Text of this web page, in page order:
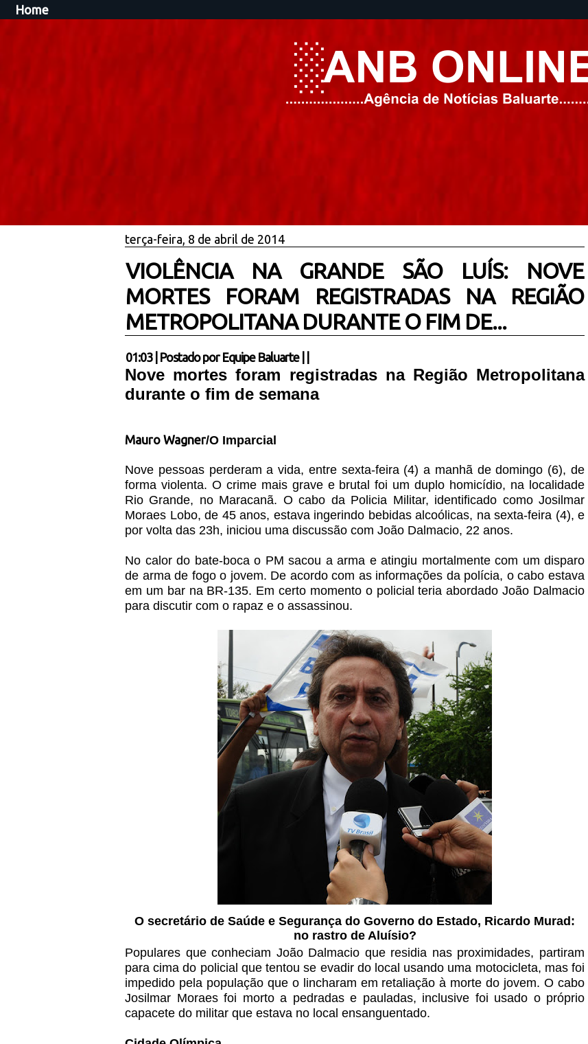
Home
terça-feira, 8 de abril de 2014
VIOLÊNCIA NA GRANDE SÃO LUÍS: NOVE
MORTES FORAM REGISTRADAS NA REGIÃO
METROPOLITANA DURANTE O FIM DE...
01:03| Postado por Equipe Baluarte
Nove mortes foram registradas na Região Metropolitana
durante o fim de semana
Mauro Wagner/O Imparcial
Nove pessoas perderam a vida, entre sexta-feira (4) a manhã de domingo (6), de
forma violenta. O crime mais grave e brutal foi um duplo homicídio, na localidade
Rio Grande, no Maracanã. O cabo da Policia Militar, identificado como Josilmar
Moraes Lobo, de 45 anos, estava ingerindo bebidas alcoólicas, na sexta-feira (4), e
por volta das 23h, iniciou uma discussão com João Dalmacio, 22 anos.
No calor do bate-boca o PM sacou a arma e atingiu mortalmente com um disparo
de arma de fogo o jovem. De acordo com as informações da polícia, o cabo estava
em um bar na BR-135. Em certo momento o policial teria abordado João Dalmacio
para discutir com o rapaz e o assassinou.
O secretário de Saúde e Segurança do Governo do Estado, Ricardo Murad:
no rastro de Aluísio?
Populares que conheciam João Dalmacio que residia nas proximidades, partiram
para cima do policial que tentou se evadir do local usando uma motocicleta, mas foi
impedido pela população que o lincharam em retaliação à morte do jovem. O cabo
Josilmar Moraes foi morto a pedradas e pauladas, inclusive foi usado o próprio
capacete do militar que estava no local ensanguentado.